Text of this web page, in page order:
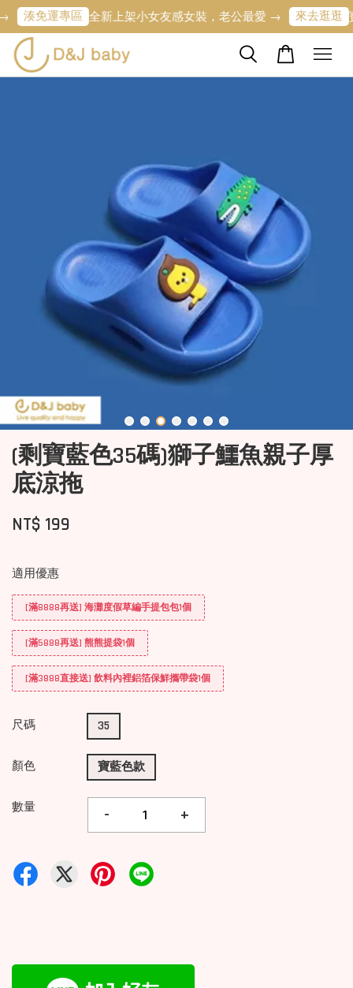
免運專區 全新上架小女友感女裝，老公最愛 → 來去逛逛 寶寶
(剩寶藍色35碼)獅子鱷魚親子厚
底涼拖
NT$ 199
適用優惠
[滿8888再送] 海灘度假草編手提包包1個
[滿5888再送] 熊熊提袋1個
[滿3888直接送] 飲料內裡鋁箔保鮮攜帶袋1個
尺碼 35
顏色 寶藍色款
數量 - +